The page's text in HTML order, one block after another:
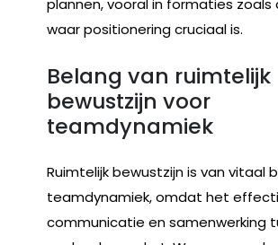
plannen, vooral in formaties zoals
waar positionering cruciaal is.
Belang van ruimtelijk
bewustzijn voor
teamdynamiek
Ruimtelijk bewustzijn is van vitaal
teamdynamiek, omdat het
communicatie en samenwerking